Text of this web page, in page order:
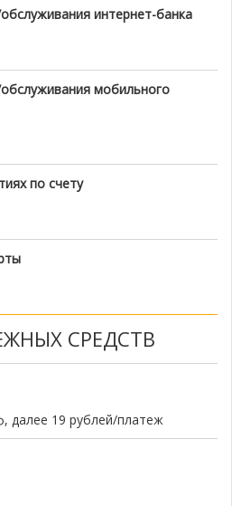
интернет-банка
мобильного
по счету
СРЕДСТВ
далее 19 рублей/платеж